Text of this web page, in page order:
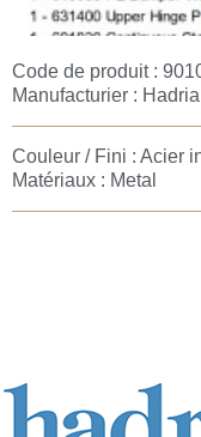
Code de produit :
Manufacturier :
Couleur / Fini : Acier
Matériaux : Metal